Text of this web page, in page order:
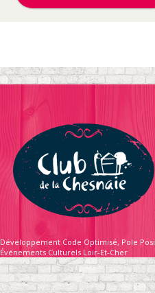
Développement Code Optimisé, Pole
Événements Culturels Loir-Et-Cher